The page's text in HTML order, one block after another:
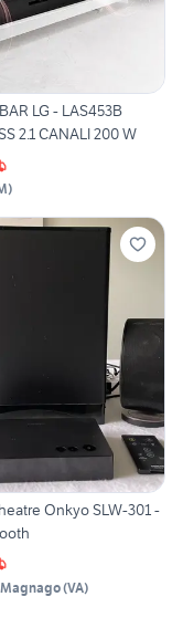
LG - LAS453B
WIRELESS 2.1 CANALI 200 W
)
Onkyo SLW-301 -
(VA)